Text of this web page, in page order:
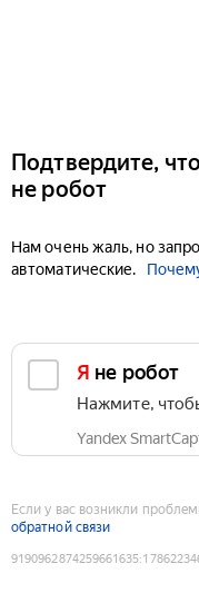
Подтвердите,
не робот
Нам очень жаль, но
автоматические.
Я не робот
Нажмите,
Yandex
Если у вас возникли
обратной связи
9190962874259661635: